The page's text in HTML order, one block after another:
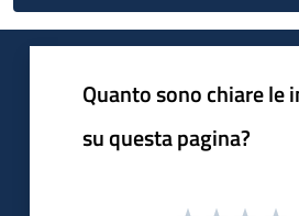
Quanto sono chiare le
su questa pagina?